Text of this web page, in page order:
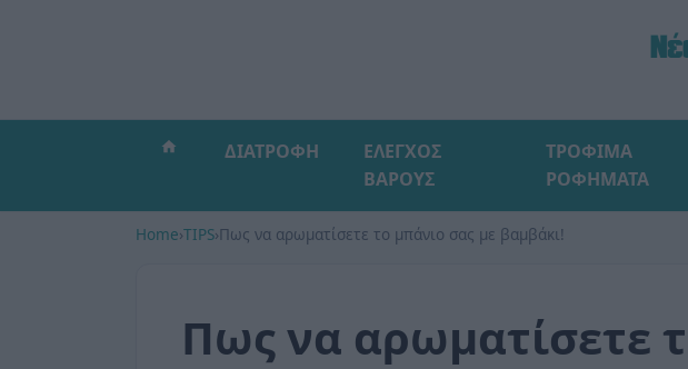
ΔΙΑΤΡΟΦΗ
ΕΛΕΓΧΟΣ
ΒΑΡΟΥΣ
ΤΡΟΦΙΜΑ
ΡΟΦΗΜΑΤΑ
Home›TIPS›Πως να αρωματίσετε το μπάνιο σας με βαμβάκι!
Πως να αρωματίσετε